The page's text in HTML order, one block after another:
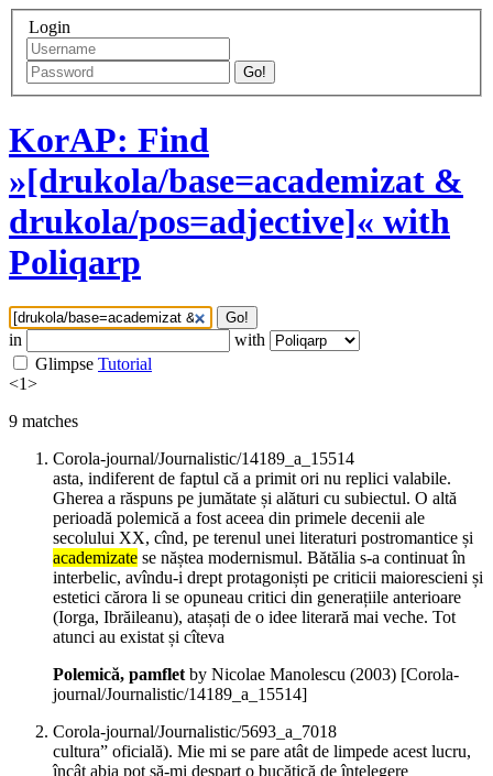
Login
Go!
KorAP: Find
»[drukola/base=academizat &
drukola/pos=adjective]« with
Poliqarp
Go!
in
with
Glimpse Tutorial
<1>
9 matches
Corola-journal/Journalistic/14189_a_15514
asta, indiferent de faptul că a primit ori nu replici valabile.
Gherea a răspuns pe jumătate și alături cu subiectul. O altă
perioadă polemică a fost aceea din primele decenii ale
secolului XX, cînd, pe terenul unei literaturi postromantice și
academizate se năștea modernismul. Bătălia s-a continuat în
interbelic, avîndu-i drept protagoniști pe criticii maiorescieni și
estetici cărora li se opuneau critici din generațiile anterioare
(Iorga, Ibrăileanu), atașați de o idee literară mai veche. Tot
atunci au existat și cîteva
Polemică, pamfletby Nicolae Manolescu (2003) [Corola-
journal/Journalistic/14189_a_15514]
Corola-journal/Journalistic/5693_a_7018
cultura” oficială). Mie mi se pare atât de limpede acest lucru,
încât abia pot să-mi despart o bucățică de înțelegere